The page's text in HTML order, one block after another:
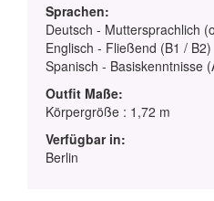
Sprachen:
Deutsch - Muttersprachlich
Englisch - Fließend (B1 / B2)
Spanisch - Basiskenntnisse
Outfit Maße:
Körpergröße : 1,72 m
Verfügbar in:
Berlin